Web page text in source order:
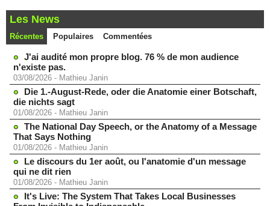
Les News
Récentes Populaires Commentées
J'ai audité mon propre blog. 76 % de mon audience
n'existe pas.
03/08/2026 - Mathieu Janin
Die 1.-August-Rede, oder die Anatomie einer Botschaft,
die nichts sagt
01/08/2026 - Mathieu Janin
The National Day Speech, or the Anatomy of a Message
That Says Nothing
01/08/2026 - Mathieu Janin
Le discours du 1er août, ou l'anatomie d'un message
qui ne dit rien
01/08/2026 - Mathieu Janin
It's Live: The System That Takes Local Businesses